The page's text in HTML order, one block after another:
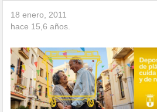
18 enero, 2011
hace 15,6 años.